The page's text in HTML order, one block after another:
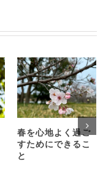
春を心地よく過ご
すためにできるこ
と